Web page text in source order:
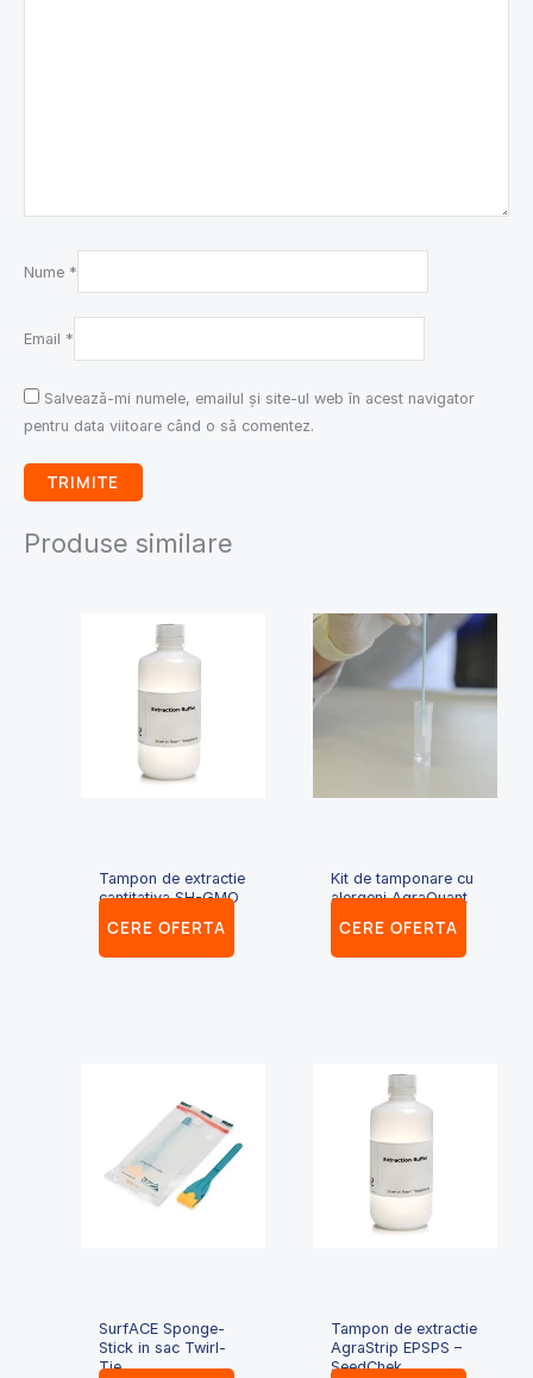
Nume *
Email *
Salvează-mi numele, emailul și site-ul web în acest navigator
pentru data viitoare când o să comentez.
Produse similare
Tampon de extractie
cantitativa SH-GMO
CERE OFERTA
Kit de tamponare cu
alergeni AgraQuant
CERE OFERTA
SurfACE Sponge-
Stick in sac Twirl-
Tie
Tampon de extractie
AgraStrip EPSPS –
SeedChek